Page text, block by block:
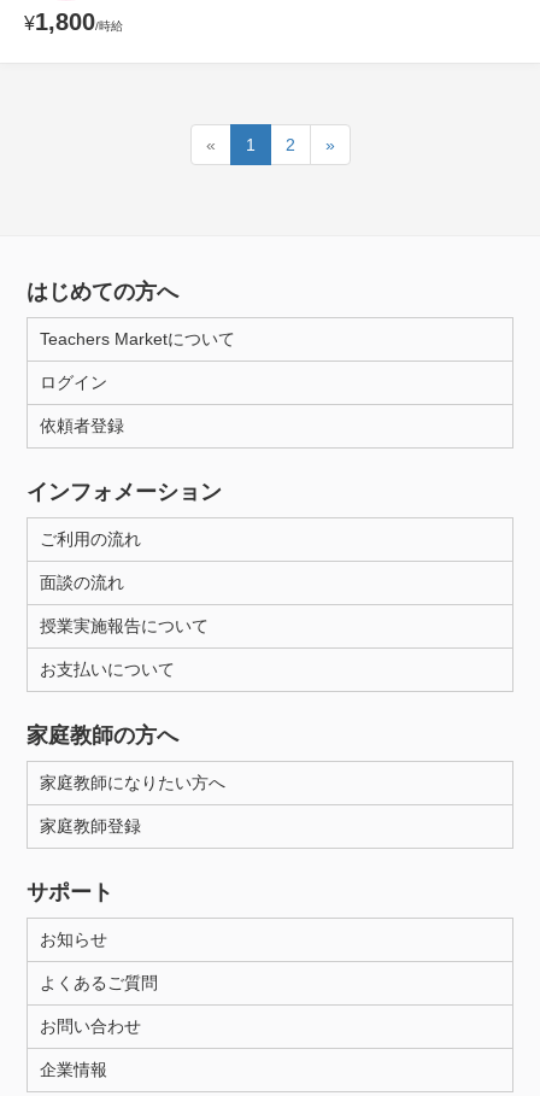
¥1,800/時給
« 1 2 »
はじめての方へ
Teachers Marketについて
ログイン
依頼者登録
インフォメーション
ご利用の流れ
面談の流れ
授業実施報告について
お支払いについて
家庭教師の方へ
家庭教師になりたい方へ
家庭教師登録
サポート
お知らせ
よくあるご質問
お問い合わせ
企業情報